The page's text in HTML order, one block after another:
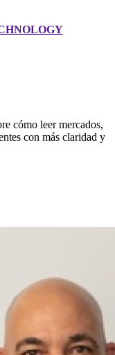
cómo leer mercados,
con más claridad y